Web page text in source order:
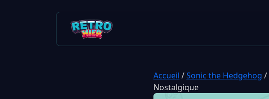
Accueil /Sonic the Hedgehog /
Nostalgique